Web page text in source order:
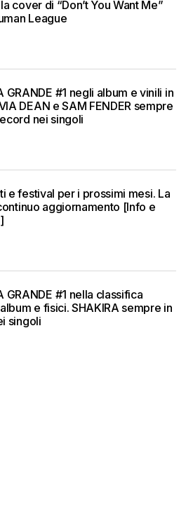
cover di “Don’t You Want Me”
League
GRANDE #1 negli album e vinili in
DEAN e SAM FENDER sempre
nei singoli
e festival per i prossimi mesi. La
aggiornamento [Info e
GRANDE #1 nella classifica
e fisici. SHAKIRA sempre in
singoli